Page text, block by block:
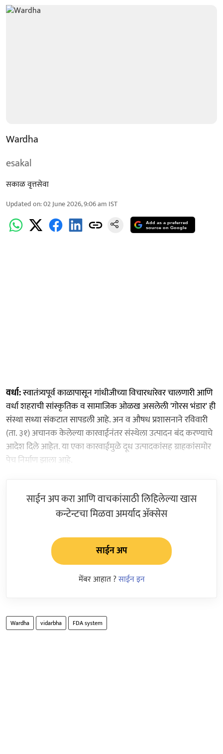
Wardha
esakal
सकाळ वृत्तसेवा
Updated on:02 June 2026, 9:06 am IST
Add as a preferred
source on Google
वर्धा:स्वातंत्र्यपूर्व काळापासून गांधीजीच्या विचारधारेवर चालणारी आणि
वर्धा शहराची सांस्कृतिक व सामाजिक ओळख असलेली 'गोरस भंडार' ही
संस्था सध्या संकटात सापडली आहे. अन व औषध प्रशासनाने रविवारी
(ता. ३१) अचानक केलेल्या कारवाईनंतर संस्थेला उत्पादन बंद करण्याचे
आदेश दिले आहेत. या एका कारवाईमुळे दूध उत्पादकांसह ग्राहकांसमोर
पेच निर्माण झाला आहे.
साईन अप करा आणि वाचकांसाठी लिहिलेल्या खास
कन्टेन्टचा मिळवा अमर्याद ॲक्सेस
साईन अप
मेंबर आहात ?साईन इन
Wardha vidarbha FDA system